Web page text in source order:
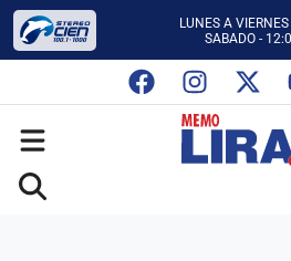
LUNES A
SABADO -
CON MEMO LIRA Y
LUNES A
SABADO -